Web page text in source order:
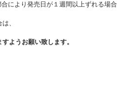
により発売日が１週間以上ずれる場合
、
ようお願い致します。